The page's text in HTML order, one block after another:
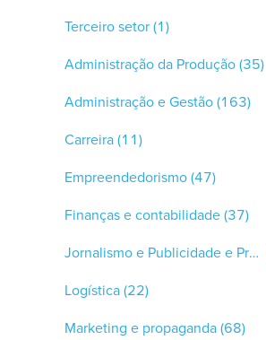
Terceiro setor(1)
Administração da Produção(35)
Administração e Gestão(163)
Carreira(11)
Empreendedorismo(47)
Finanças e contabilidade(37)
Jornalismo e Publicidade e Propaganda
Logística(22)
Marketing e propaganda(68)